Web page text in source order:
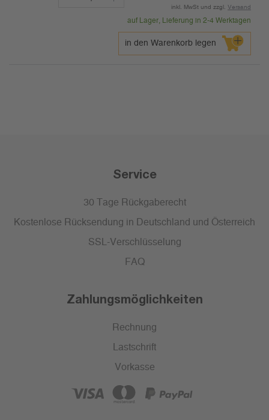
inkl. MwSt und zzgl. Versand
auf Lager, Lieferung in 2-4 Werktagen
in den Warenkorb legen
Service
30 Tage Rückgaberecht
Kostenlose Rücksendung in Deutschland und Österreich
SSL-Verschlüsselung
FAQ
Zahlungsmöglichkeiten
Rechnung
Lastschrift
Vorkasse